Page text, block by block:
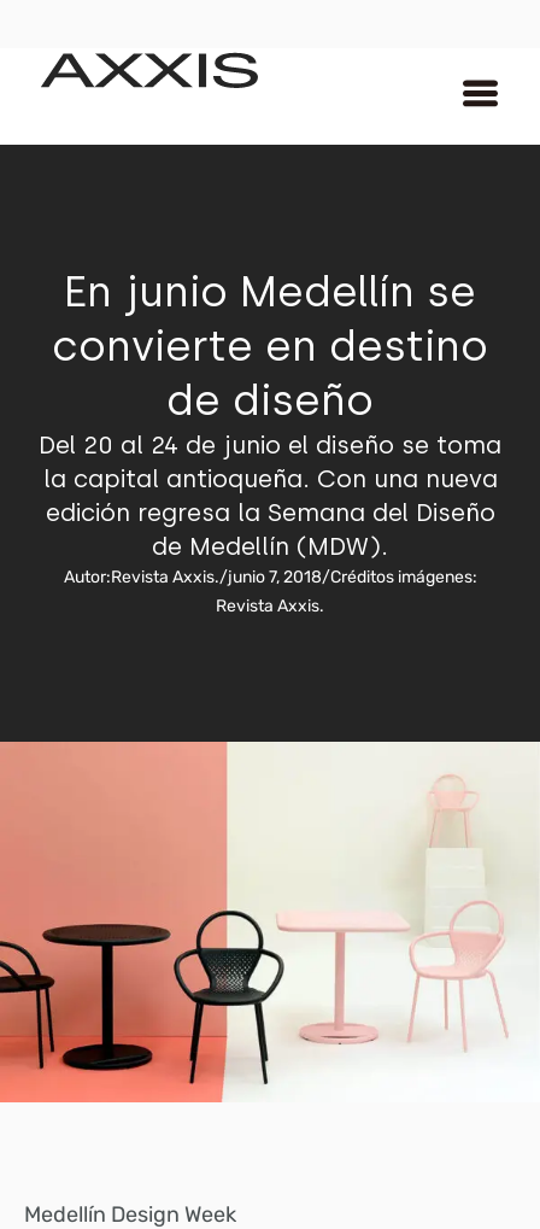
En junio Medellín se
convierte en destino
de diseño
Del 20 al 24 de junio el diseño se toma
la capital antioqueña. Con una nueva
edición regresa la Semana del Diseño
de Medellín (MDW).
Autor:Revista Axxis./junio 7, 2018/Créditos imágenes:
Revista Axxis.
Medellín Design Week